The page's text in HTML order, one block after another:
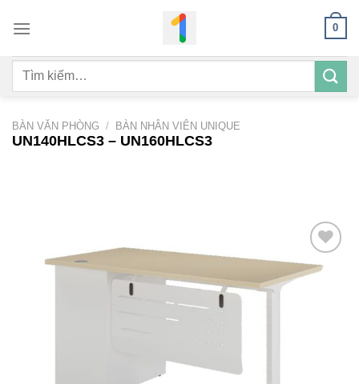
qua
dung
0
Tìm
BÀN VĂN PHÒNG / BÀN NHÂN VIÊN UNIQUE
UN140HLCS3 – UN160HLCS3